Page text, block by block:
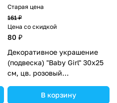
Старая цена
161 ₽
Цена со скидкой
80 ₽
Декоративное украшение
(подвеска) "Baby Girl" 30х25
см, цв. розовый
В корзину